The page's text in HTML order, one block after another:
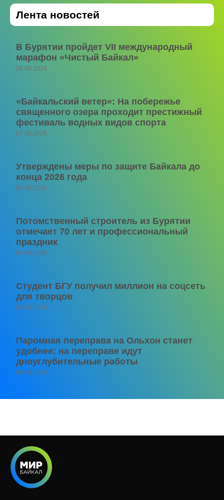
Лента новостей
В Бурятии пройдет VII международный
марафон «Чистый Байкал»
08.08.2026
«Байкальский ветер»: На побережье
священного озера проходит престижный
фестиваль водных видов спорта
07.08.2026
Утверждены меры по защите Байкала до
конца 2026 года
06.08.2026
Потомственный строитель из Бурятии
отмечает 70 лет и профессиональный
праздник
06.08.2026
Студент БГУ получил миллион на соцсеть
для творцов
06.08.2026
Паромная переправа на Ольхон станет
удобнее: на переправе идут
дноуглубительные работы
06.08.2026